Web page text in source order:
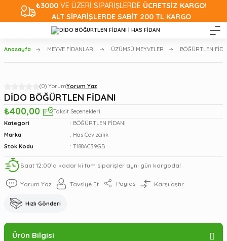
₺3000VE ÜZERİ SİPARİŞLERDE ÜCRETSİZ KARGO!
ALT SİPARİŞLERDE SABİT 200 TL KARGO
Anasayfa MEYVE FİDANLARI ÜZÜMSÜ MEYVELER BÖĞÜRTLEN
(0) YorumYorum Yaz
DİDO BÖĞÜRTLEN FİDANI
₺400,00
Taksit Seçenekleri
Kategori
BÖĞÜRTLEN FİDANI
Marka
Has Cevizcilik
Stok Kodu
T188AC39GB
Saat 12:00’a kadar ki tüm siparişler aynı gün kargoda!
Yorum Yaz Tavsiye Et Paylaş Karşılaştır
Hızlı Gönderi
Ürün Bilgisi